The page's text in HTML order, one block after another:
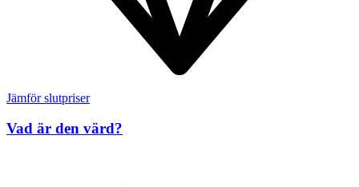
Jämför slutpriser
Vad är den värd?